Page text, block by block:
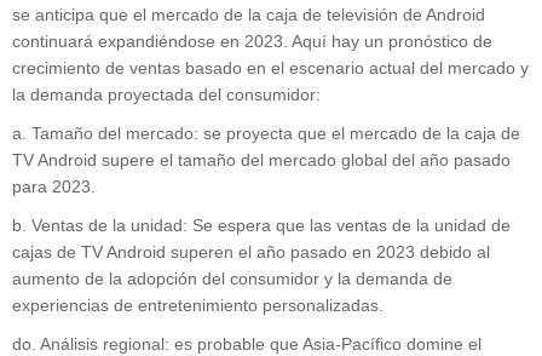
se anticipa que el mercado de la caja de televisión de Android
continuará expandiéndose en 2023. Aquí hay un pronóstico de
crecimiento de ventas basado en el escenario actual del mercado y
la demanda proyectada del consumidor:
a. Tamaño del mercado: se proyecta que el mercado de la caja de
TV Android supere el tamaño del mercado global del año pasado
para 2023.
b. Ventas de la unidad: Se espera que las ventas de la unidad de
cajas de TV Android superen el año pasado en 2023 debido al
aumento de la adopción del consumidor y la demanda de
experiencias de entretenimiento personalizadas.
do. Análisis regional: es probable que Asia-Pacífico domine el